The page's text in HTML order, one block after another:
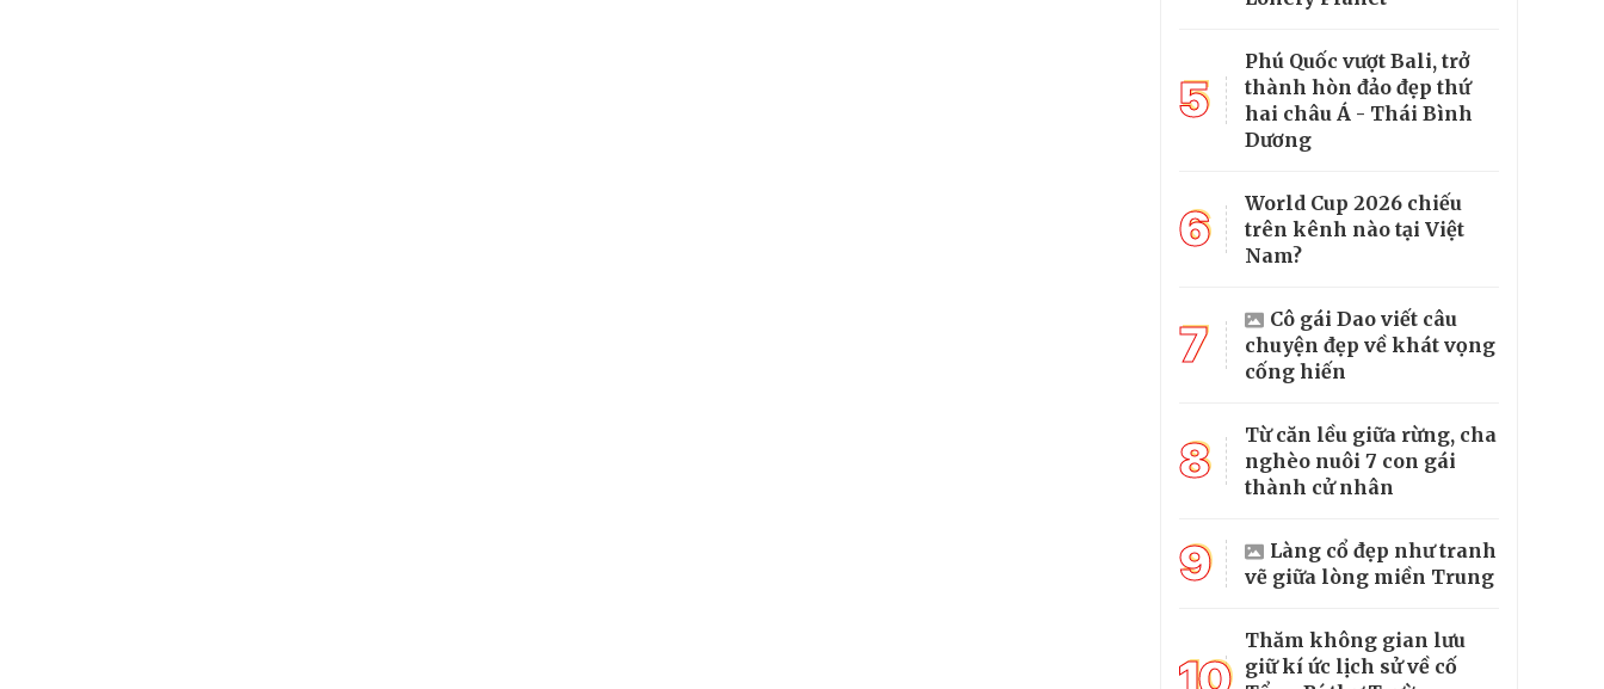
5
Phú Quốc vượt Bali, trở
thành hòn đảo đẹp thứ
hai châu Á - Thái Bình
Dương
6
World Cup 2026 chiếu
trên kênh nào tại Việt
Nam?
7
Cô gái Dao viết câu
chuyện đẹp về khát vọng
cống hiến
8
Từ căn lều giữa rừng, cha
nghèo nuôi 7 con gái
thành cử nhân
9
Làng cổ đẹp như tranh
vẽ giữa lòng miền Trung
Thăm không gian lưu
giữ kí ức lịch sử về cố